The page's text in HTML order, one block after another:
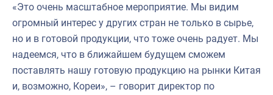
«Это очень масштабное мероприятие. Мы видим
огромный интерес у других стран не только в сырье,
но и в готовой продукции, что тоже очень радует. Мы
надеемся, что в ближайшем будущем сможем
поставлять нашу готовую продукцию на рынки Китая
и, возможно, Кореи», – говорит директор по